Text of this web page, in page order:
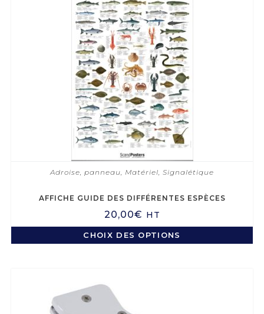
Adroise, panneau Matériel Signalétique
AFFICHE GUIDE DES DIFFÉRENTES ESPÈCES
20,00€ HT
CHOIX DES OPTIONS